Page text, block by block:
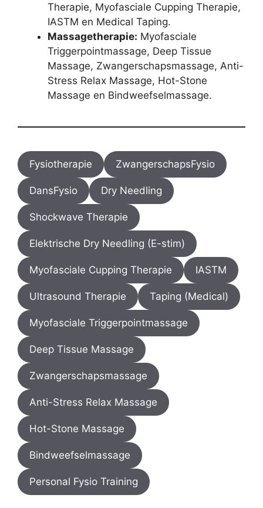
Therapie, Myofasciale Cupping Therapie,
IASTM en Medical Taping.
Massagetherapie: Myofasciale
Triggerpointmassage, Deep Tissue
Massage, Zwangerschapsmassage, Anti-
Stress Relax Massage, Hot-Stone
Massage en Bindweefselmassage.
Fysiotherapie ZwangerschapsFysio
DansFysio Dry Needling
Shockwave Therapie
Elektrische Dry Needling (E-stim)
Myofasciale Cupping Therapie IASTM
Ultrasound Therapie Taping (Medical)
Myofasciale Triggerpointmassage
Deep Tissue Massage
Zwangerschapsmassage
Anti-Stress Relax Massage
Hot-Stone Massage
Bindweefselmassage
Personal Fysio Training